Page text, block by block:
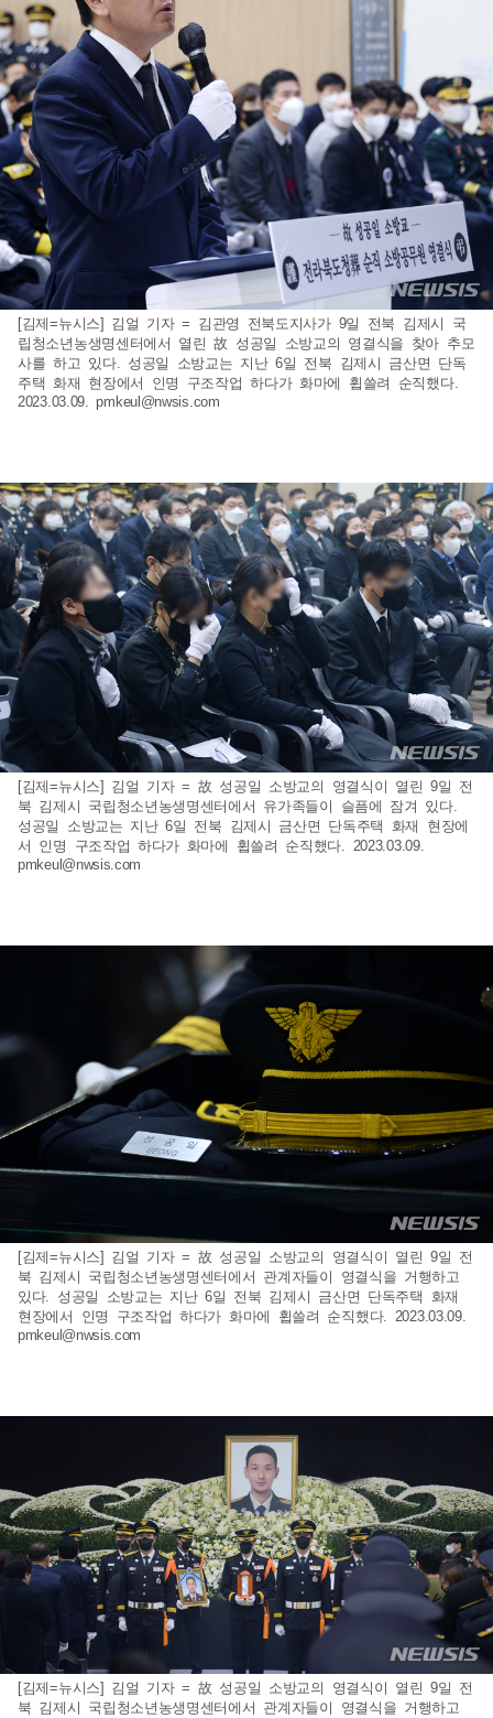
[김제=뉴시스] 김얼 기자 = 김관영 전북도지사가 9일 전북 김제시 국
립청소년농생명센터에서 열린 故 성공일 소방교의 영결식을 찾아 추모
사를 하고 있다. 성공일 소방교는 지난 6일 전북 김제시 금산면 단독
주택 화재 현장에서 인명 구조작업 하다가 화마에 휩쓸려 순직했다.
2023.03.09.pmkeul@nwsis.com
[김제=뉴시스] 김얼 기자 = 故 성공일 소방교의 영결식이 열린 9일 전
북 김제시 국립청소년농생명센터에서 유가족들이 슬픔에 잠겨 있다.
성공일 소방교는 지난 6일 전북 김제시 금산면 단독주택 화재 현장에
서 인명 구조작업 하다가 화마에 휩쓸려 순직했다. 2023.03.09.
pmkeul@nwsis.com
[김제=뉴시스] 김얼 기자 = 故 성공일 소방교의 영결식이 열린 9일 전
북 김제시 국립청소년농생명센터에서 관계자들이 영결식을 거행하고
있다. 성공일 소방교는 지난 6일 전북 김제시 금산면 단독주택 화재
현장에서 인명 구조작업 하다가 화마에 휩쓸려 순직했다. 2023.03.09.
pmkeul@nwsis.com
[김제=뉴시스] 김얼 기자 = 故 성공일 소방교의 영결식이 열린 9일 전
북 김제시 국립청소년농생명센터에서 관계자들이 영결식을 거행하고